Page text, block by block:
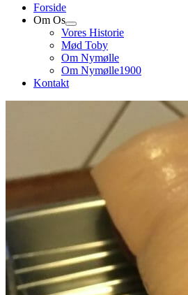
Forside
Om Os
Åbn
dropdown
meny
Vores Historie
Mød Toby
Om Nymølle
Om Nymølle1900
Kontakt